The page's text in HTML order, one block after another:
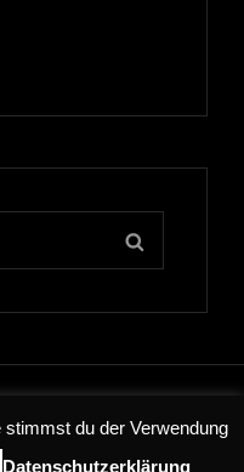
| Bold
Themes
du der Verwendung
Datenschutzerklärung